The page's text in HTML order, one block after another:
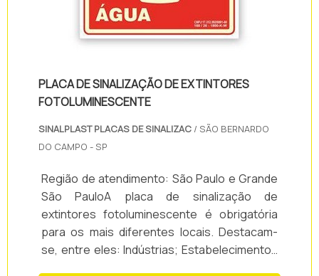
PLACA DE SINALIZAÇÃO DE EXTINTORES
FOTOLUMINESCENTE
SINALPLAST PLACAS DE SINALIZAC / SÃO BERNARDO
DO CAMPO - SP
Região de atendimento: São Paulo e Grande
São PauloA placa de sinalização de
extintores fotoluminescente é obrigatória
para os mais diferentes locais. Destacam-
se, entre eles: Indústrias; Estabelecimentos